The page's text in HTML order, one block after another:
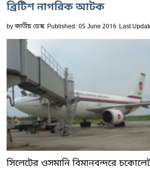
ব্রিটিশ নাগরিক আটক
byজাতীয় ডেস্ক Published: 05 June 2016 Last
সিলেটের ওসমানি বিমানবন্দরে